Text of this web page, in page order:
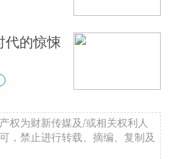
代的惊悚
权为财新传媒及/或相关权利人
，禁止进行转载、摘编、复制及